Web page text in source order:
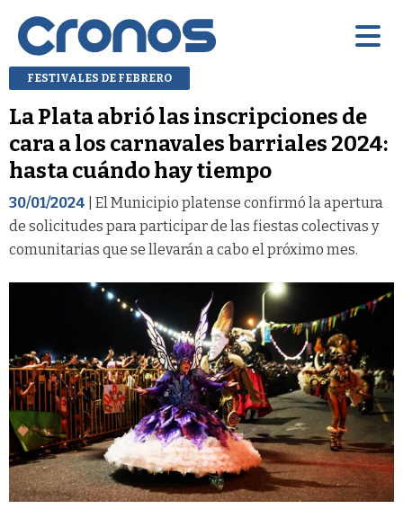
FESTIVALES DE FEBRERO
La Plata abrió las inscripciones de
cara a los carnavales barriales 2024:
hasta cuándo hay tiempo
30/01/2024 | El Municipio platense confirmó la apertura
de solicitudes para participar de las fiestas colectivas y
comunitarias que se llevarán a cabo el próximo mes.